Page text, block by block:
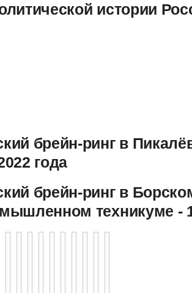
истории
брейн-ринг в
года
брейн-ринг в
техникуме -